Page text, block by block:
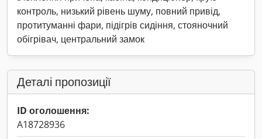
контроль, низький рівень шуму, повний привід,
протитуманні фари, підігрів сидіння, стояночний
обігрівач, центральний замок
Деталі пропозиції
ID оголошення:
A18728936